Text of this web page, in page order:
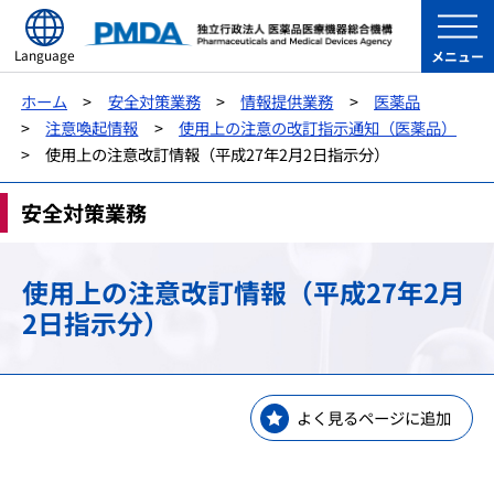
Language メニュー
ホーム 安全対策業務 情報提供業務
医薬品
注意喚起情報
使用上の注意の改訂指示通知（医薬品）
使用上の注意改訂情報（平成27年2月2日指示分）
安全対策業務
使用上の注意改訂情報（平成27年2月
2日指示分）
よく見るページに追加